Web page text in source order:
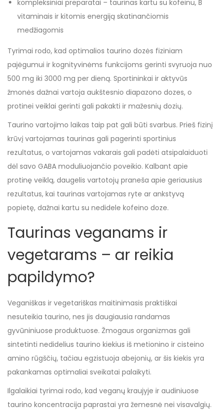
kompleksiniai preparatai – taurinas kartu su kofeinu, B
vitaminais ir kitomis energiją skatinančiomis
medžiagomis
Tyrimai rodo, kad optimalios taurino dozės fiziniam
pajėgumui ir kognityvinėms funkcijoms gerinti svyruoja nuo
500 mg iki 3000 mg per dieną. Sportininkai ir aktyvūs
žmonės dažnai vartoja aukštesnio diapazono dozes, o
protinei veiklai gerinti gali pakakti ir mažesnių dozių.
Taurino vartojimo laikas taip pat gali būti svarbus. Prieš fizinį
krūvį vartojamas taurinas gali pagerinti sportinius
rezultatus, o vartojamas vakarais gali padėti atsipalaiduoti
dėl savo GABA moduliuojančio poveikio. Kalbant apie
protinę veiklą, daugelis vartotojų praneša apie geriausius
rezultatus, kai taurinas vartojamas ryte ar ankstyvą
popietę, dažnai kartu su nedidele kofeino doze.
Taurinas veganams ir
vegetarams – ar reikia
papildymo?
Veganiškas ir vegetariškas maitinimasis praktiškai
nesuteikia taurino, nes jis daugiausia randamas
gyvūniniuose produktuose. Žmogaus organizmas gali
sintetinti nedidelius taurino kiekius iš metionino ir cisteino
amino rūgščių, tačiau egzistuoja abejonių, ar šis kiekis yra
pakankamas optimaliai sveikatai palaikyti.
Ilgalaikiai tyrimai rodo, kad veganų kraujyje ir audiniuose
taurino koncentracija paprastai yra žemesnė nei visavalgių.